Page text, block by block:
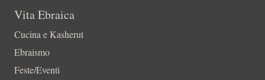
Vita Ebraica
Cucina e Kasherut
Ebraismo
Feste/Eventi